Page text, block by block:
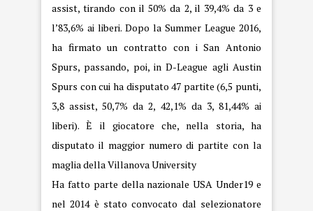
assist, tirando con il 50% da 2, il 39,4% da 3 e
l’83,6% ai liberi. Dopo la Summer League 2016,
ha firmato un contratto con i San Antonio
Spurs, passando, poi, in D-League agli Austin
Spurs con cui ha disputato 47 partite (6,5 punti,
3,8 assist, 50,7% da 2, 42,1% da 3, 81,44% ai
liberi). È il giocatore che, nella storia, ha
disputato il maggior numero di partite con la
maglia della Villanova University
Ha fatto parte della nazionale USA Under19 e
nel 2014 è stato convocato dal selezionatore